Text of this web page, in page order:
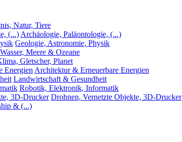
Natur, Tiere
(...) Archäologie, Paläontologie, (...)
Geologie, Astronomie, Physik
Wasser, Meere & Ozeane
Gletscher, Planet
Energien Architektur & Erneuerbare Energien
Landwirtschaft & Gesundheit
Robotik, Elektronik, Informatik
3D-Drucker Drohnen, Vernetzte Objekte, 3D-Drucker
& (...)